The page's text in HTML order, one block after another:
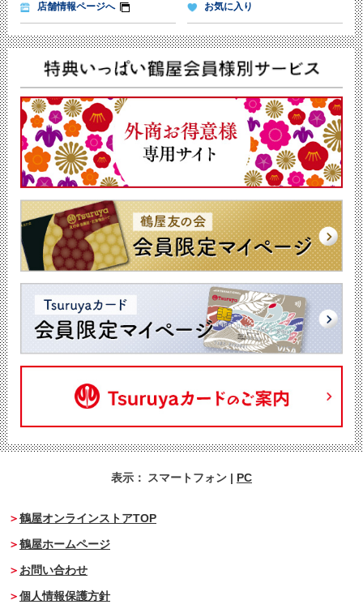
店舗情報ページへ お気に入り
表示： スマートフォン | PC
鶴屋オンラインストアTOP
鶴屋ホームページ
お問い合わせ
個人情報保護方針